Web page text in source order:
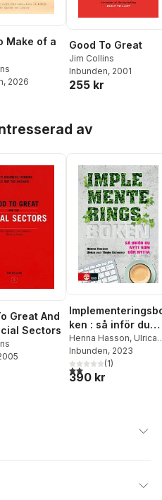
Make of a
, 2026
Good To Great
Jim Collins
Inbunden, 2001
255 kr
av
Great And
Sectors
ken : så inför du
nytt som gör nytta
Henna Hasson, Ulrica
von Thiele Schwarz
Inbunden, 2023
2,0utav 5 stjärnor.
(1)
390 kr